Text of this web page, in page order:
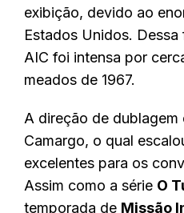
exibição, devido ao
Estados Unidos.
AIC foi intensa por
meados de 1967.
A direção de dublagem
Camargo, o qual
excelentes para os
Assim como a série O
temporada de Missão